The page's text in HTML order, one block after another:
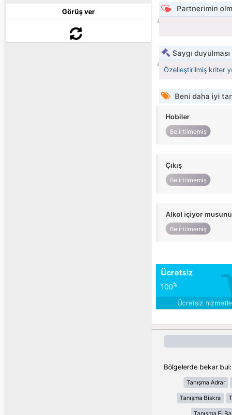
Görüş ver Partnerimin
Saygı
Özelleştirilmiş kriter
Beni daha iyi
Hobiler
Belirtilmemiş
Çıkış
Belirtilmemiş
Alkol içiyor
Belirtilmemiş
Ücretsiz
100%
Ücretsiz
Bölgelerde bekar
Tanışma Adrar
Tanışma Biskra
Tanışma El